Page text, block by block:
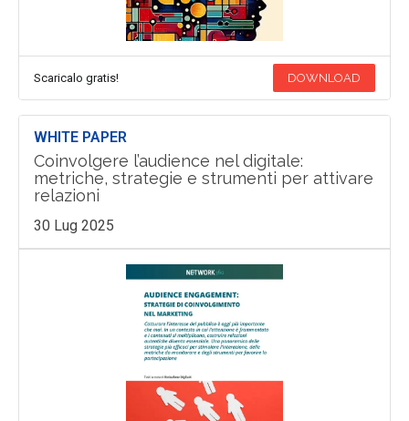
Scaricalo gratis! DOWNLOAD
WHITE PAPER
Coinvolgere l’audience nel digitale:
metriche, strategie e strumenti per attivare
relazioni
30 Lug 2025